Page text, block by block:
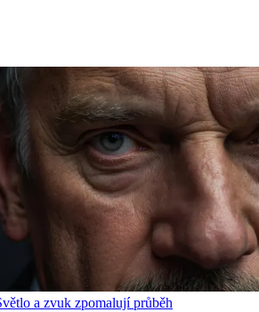
a zvuk zpomalují průběh